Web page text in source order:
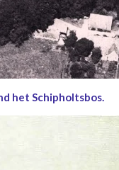
het Schipholtsbos.